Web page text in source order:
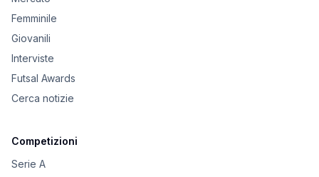
Femminile
Giovanili
Interviste
Futsal Awards
Cerca notizie
Competizioni
Serie A